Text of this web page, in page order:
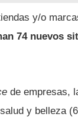
y/o
74 nuevos
de empresas,
y belleza